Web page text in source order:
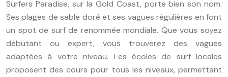
Surfers Paradise, sur la Gold Coast, porte bien son nom.
Ses plages de sable doré et ses vagues régulières en font
un spot de surf de renommée mondiale. Que vous soyez
débutant ou expert, vous trouverez des vagues
adaptées à votre niveau. Les écoles de surf locales
proposent des cours pour tous les niveaux, permettant